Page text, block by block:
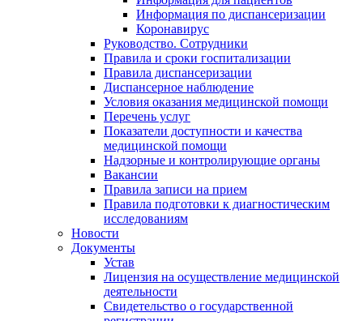
Информация по диспансеризации
Коронавирус
Руководство. Сотрудники
Правила и сроки госпитализации
Правила диспансеризации
Диспансерное наблюдение
Условия оказания медицинской помощи
Перечень услуг
Показатели доступности и качества
медицинской помощи
Надзорные и контролирующие органы
Вакансии
Правила записи на прием
Правила подготовки к диагностическим
исследованиям
Новости
Документы
Устав
Лицензия на осуществление медицинской
деятельности
Свидетельство о государственной